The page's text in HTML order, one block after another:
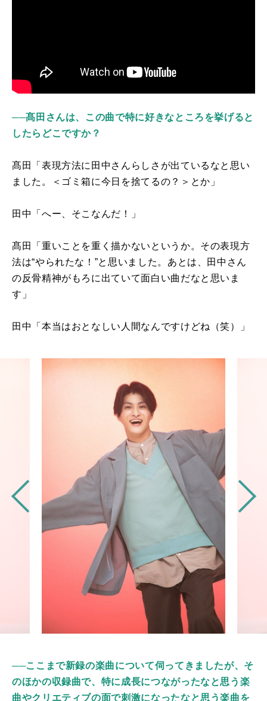
──髙田さんは、この曲で特に好きなところを挙げると
したらどこですか？
髙田「表現方法に田中さんらしさが出ているなと思い
ました。＜ゴミ箱に今日を捨てるの？＞とか」
田中「へー、そこなんだ！」
髙田「重いことを重く描かないというか。その表現方
法は“やられたな！”と思いました。あとは、田中さん
の反骨精神がもろに出ていて面白い曲だなと思いま
す」
田中「本当はおとなしい人間なんですけどね（笑）」
──ここまで新録の楽曲について伺ってきましたが、そ
のほかの収録曲で、特に成長につながったなと思う楽
曲やクリエティブの面で刺激になったなと思う楽曲を